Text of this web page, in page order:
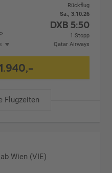
Rückflug
Sa., 3.10.26
DXB 5:50
1 Stopp
Qatar Airways
Flugzeiten
Wien (VIE)